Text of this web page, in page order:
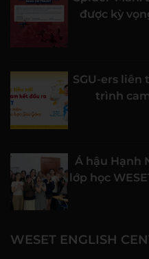
được kỳ
SGU-ers liên
trình
Á hậu Hạnh
lớp học
WESET ENGLISH